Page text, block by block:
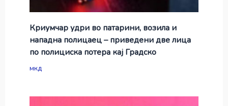
Криумчар удри во патарини, возила и
нападна полицаец – приведени две лица
по полициска потера кај Градско
мкд